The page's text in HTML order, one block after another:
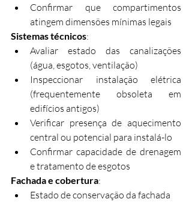
Confirmar que compartimentos
atingem dimensões mínimas legais
Sistemas técnicos:
Avaliar estado das canalizações
(água, esgotos, ventilação)
Inspeccionar instalação elétrica
(frequentemente obsoleta em
edifícios antigos)
Verificar presença de aquecimento
central ou potencial para instalá-lo
Confirmar capacidade de drenagem
e tratamento de esgotos
Fachada e cobertura:
Estado de conservação da fachada